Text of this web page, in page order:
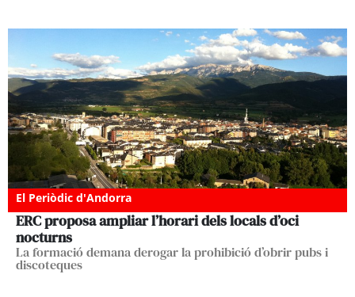
El Periòdic d'Andorra
ERC proposa ampliar l’horari dels locals d’oci
nocturns
La formació demana derogar la prohibició d’obrir pubs i
discoteques